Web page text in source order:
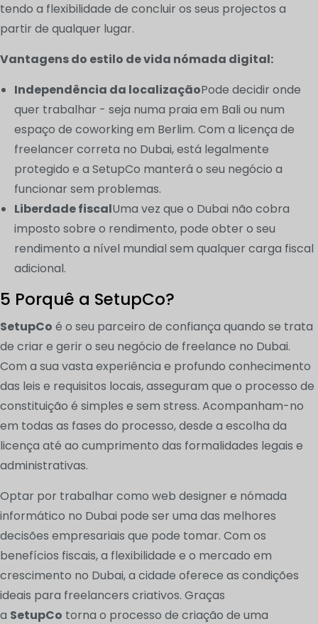
tendo a flexibilidade de concluir os seus projectos a
partir de qualquer lugar.
Vantagens do estilo de vida nómada digital:
Independência da localizaçãoPode decidir onde
quer trabalhar - seja numa praia em Bali ou num
espaço de coworking em Berlim. Com a licença de
freelancer correta no Dubai, está legalmente
protegido e a SetupCo manterá o seu negócio a
funcionar sem problemas.
Liberdade fiscalUma vez que o Dubai não cobra
imposto sobre o rendimento, pode obter o seu
rendimento a nível mundial sem qualquer carga fiscal
adicional.
5 Porquê a SetupCo?
SetupCo é o seu parceiro de confiança quando se trata
de criar e gerir o seu negócio de freelance no Dubai.
Com a sua vasta experiência e profundo conhecimento
das leis e requisitos locais, asseguram que o processo de
constituição é simples e sem stress. Acompanham-no
em todas as fases do processo, desde a escolha da
licença até ao cumprimento das formalidades legais e
administrativas.
Optar por trabalhar como web designer e nómada
informático no Dubai pode ser uma das melhores
decisões empresariais que pode tomar. Com os
benefícios fiscais, a flexibilidade e o mercado em
crescimento no Dubai, a cidade oferece as condições
ideais para freelancers criativos. Graças
a SetupCo torna o processo de criação de uma